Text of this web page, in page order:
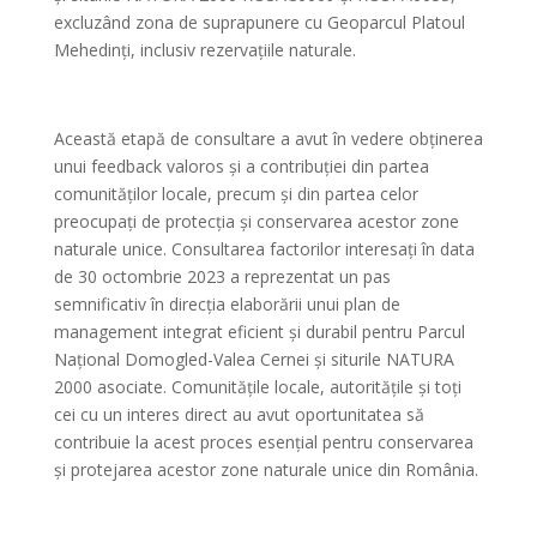
excluzând zona de suprapunere cu Geoparcul Platoul
Mehedinți, inclusiv rezervațiile naturale.
Această etapă de consultare a avut în vedere obținerea
unui feedback valoros și a contribuției din partea
comunităților locale, precum și din partea celor
preocupați de protecția și conservarea acestor zone
naturale unice. Consultarea factorilor interesați în data
de 30 octombrie 2023 a reprezentat un pas
semnificativ în direcția elaborării unui plan de
management integrat eficient și durabil pentru Parcul
Național Domogled-Valea Cernei și siturile NATURA
2000 asociate. Comunitățile locale, autoritățile și toți
cei cu un interes direct au avut oportunitatea să
contribuie la acest proces esențial pentru conservarea
și protejarea acestor zone naturale unice din România.